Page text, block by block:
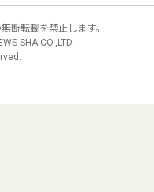
断転載を禁止します。
SHA CO.,LTD.